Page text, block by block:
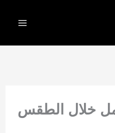
خلال الطقس